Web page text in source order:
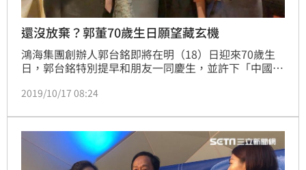
還沒放棄？郭董70歲生日願望藏玄機
鴻海集團創辦人郭台銘即將在明（18）日迎來70歲生
日，郭台銘特別提早和朋友一同慶生，並許下「中國民
郭台銘先前一度要登記總統連署，在最後關頭放棄後，
生日願望也讓不少人懷疑，郭台銘是否仍未放棄參選
2020總統大選的可能。
2019/10/17 08:24